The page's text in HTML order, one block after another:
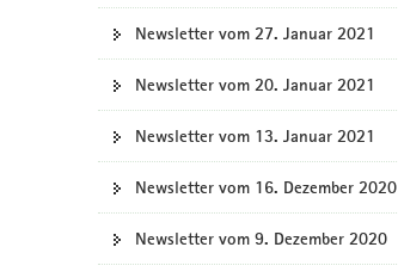
Newsletter vom 27. Januar 2021
Newsletter vom 20. Januar 2021
Newsletter vom 13. Januar 2021
Newsletter vom 16. Dezember 2020
Newsletter vom 9. Dezember 2020